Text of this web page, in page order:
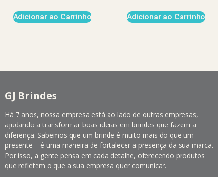
Adicionar ao Carrinho Adicionar ao Carrinho
GJ Brindes
Há 7 anos, nossa empresa está ao lado de outras empresas,
ajudando a transformar boas ideias em brindes que fazem a
diferença. Sabemos que um brinde é muito mais do que um
presente – é uma maneira de fortalecer a presença da sua marca.
Por isso, a gente pensa em cada detalhe, oferecendo produtos
que refletem o que a sua empresa quer comunicar.